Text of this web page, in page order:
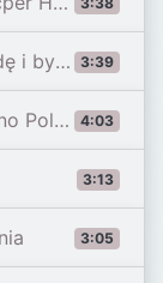
3:39
4:03
Rufuz
3:13
3:05